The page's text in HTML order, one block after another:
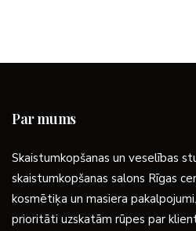
Par mums
Skaistumkopšanas un veselības
skaistumkopšanas salons Rīgas
kosmētiķa un masiera
prioritāti uzskatām rūpes par